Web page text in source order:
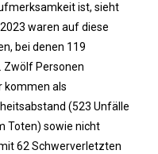
ist, sieht
waren auf diese
bei denen 119
Zwölf Personen
kommen als
(523 Unfälle
Toten) sowie nicht
62 Schwerverletzten